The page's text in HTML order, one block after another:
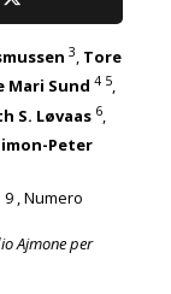
3, Tore
Mari Sund 4 5,
S. Løvaas 6,
Peter
, Numero
Ajmone per